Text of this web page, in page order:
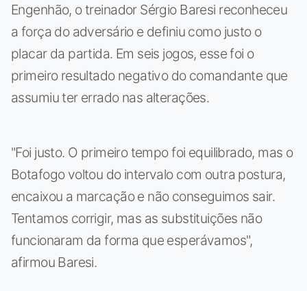
Engenhão, o treinador Sérgio Baresi reconheceu
a força do adversário e definiu como justo o
placar da partida. Em seis jogos, esse foi o
primeiro resultado negativo do comandante que
assumiu ter errado nas alterações.
"Foi justo. O primeiro tempo foi equilibrado, mas o
Botafogo voltou do intervalo com outra postura,
encaixou a marcação e não conseguimos sair.
Tentamos corrigir, mas as substituições não
funcionaram da forma que esperávamos",
afirmou Baresi.